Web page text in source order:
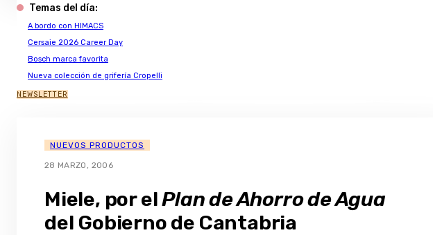
Temas del día:
A bordo con HIMACS
Cersaie 2026 Career Day
Bosch marca favorita
Nueva colección de grifería Cropelli
NEWSLETTER
NUEVOS PRODUCTOS
28 MARZO, 2006
Miele, por elPlan de Ahorro de Agua
del Gobierno de Cantabria